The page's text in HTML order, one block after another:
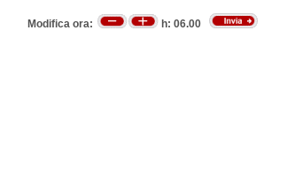
Modifica ora: h: 06.00